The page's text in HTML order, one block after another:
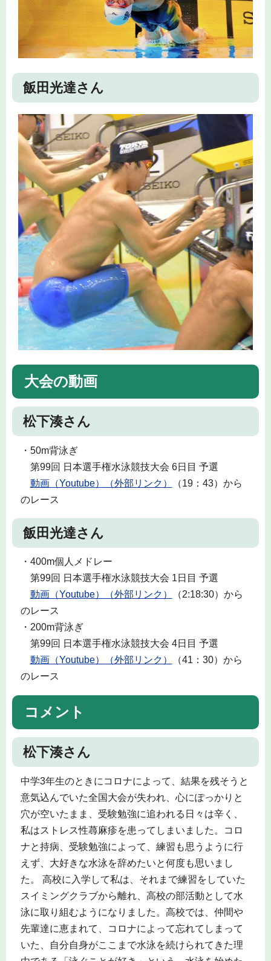
飯田光達さん
大会の動画
松下湊さん
・50m背泳ぎ
第99回 日本選手権水泳競技大会 6日目 予選
動画（Youtube）（外部リンク）
（19：43）から
のレース
飯田光達さん
・400m個人メドレー
第99回 日本選手権水泳競技大会 1日目 予選
動画（Youtube）（外部リンク）
（2:18:30）から
のレース
・200m背泳ぎ
第99回 日本選手権水泳競技大会 4日目 予選
動画（Youtube）（外部リンク）
（41：30）から
のレース
コメント
松下湊さん
中学3年生のときにコロナによって、結果を残そうと
意気込んでいた全国大会が失われ、心にぽっかりと
穴が空いたまま、受験勉強に追われる日々は辛く、
私はストレス性蕁麻疹を患ってしまいました。コロ
ナと持病、受験勉強によって、練習も思うように行
えず、大好きな水泳を辞めたいと何度も思いまし
た。 高校に入学して私は、それまで練習をしていた
スイミングクラブから離れ、高校の部活動として水
泳に取り組むようになりました。高校では、仲間や
先輩達に恵まれて、コロナによって忘れてしまって
いた、自分自身がここまで水泳を続けられてきた理